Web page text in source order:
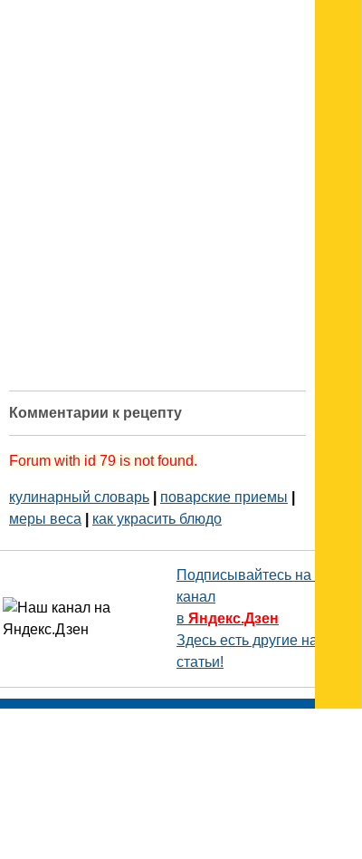
Комментарии к рецепту
Forum with id 79 is not found.
кулинарный словарь поварские приемы
меры веса
как украсить блюдо
Подписывайтесь на наш
канал
в Яндекс.Дзен
Здесь есть другие наши
статьи!